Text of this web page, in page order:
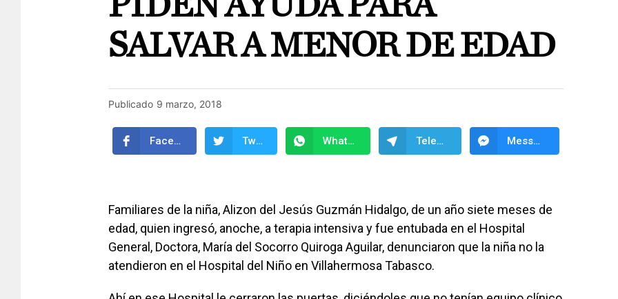
SALVAR A MENOR DE EDAD
Publicado 9 marzo, 2018
Facebook Twitter WhatsApp Telegram Messenger
Familiares de la niña, Alizon del Jesús Guzmán Hidalgo, de un año siete meses de
edad, quien ingresó, anoche, a terapia intensiva y fue entubada en el Hospital
General, Doctora, María del Socorro Quiroga Aguilar, denunciaron que la niña no la
atendieron en el Hospital del Niño en Villahermosa Tabasco.